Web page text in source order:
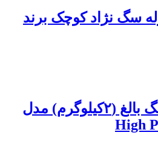
سگ نژاد کوچک برند
غذای خشک سگ بالغ (۲کیلوگرم) مدل
High